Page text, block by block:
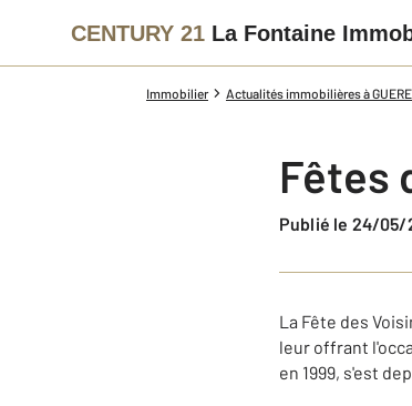
CENTURY 21 La Fontaine
Immobilier Actualités immobilières à
Fêtes
Publié le 24/
La Fête des
leur offrant
en 1999, s'est